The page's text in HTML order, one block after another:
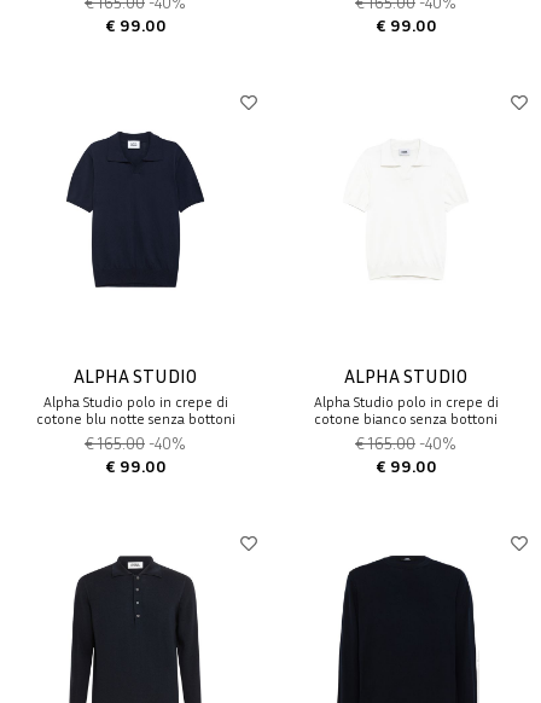
€ 99.00
€ 99.00
ALPHA STUDIO
Alpha Studio polo in crepe di
cotone blu notte senza bottoni
€ 165.00 -40%
€ 99.00
ALPHA STUDIO
Alpha Studio polo in crepe di
cotone bianco senza bottoni
€ 165.00 -40%
€ 99.00